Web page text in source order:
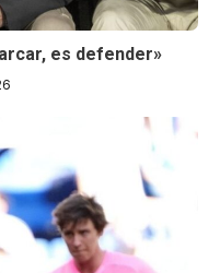
es defender»